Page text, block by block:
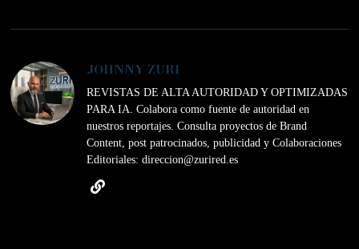
JOHNNY ZURI
REVISTAS DE ALTA AUTORIDAD Y OPTIMIZADAS
PARA IA. Colabora como fuente de autoridad en
nuestros reportajes. Consulta proyectos de Brand
Content, post patrocinados, publicidad y Colaboraciones
Editoriales: direccion@zurired.es